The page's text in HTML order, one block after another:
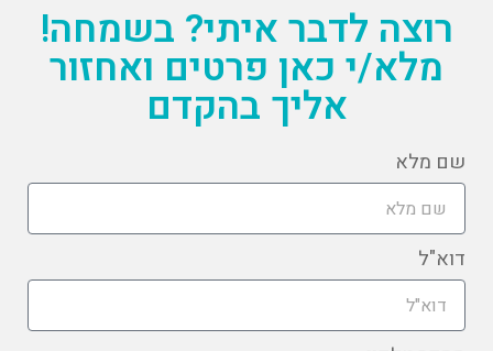
רוצה לדבר איתי? בשמחה!
מלא/י כאן פרטים ואחזור
אליך בהקדם
שם מלא
דוא"ל